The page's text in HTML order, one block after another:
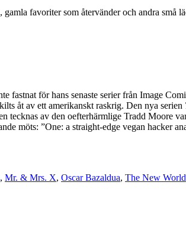
favoriter som återvänder och andra små
fastnat för hans senaste serier från Image
åt av ett amerikanskt raskrig. Den nya serien
av den oefterhärmlige Tradd Moore
möts: ”One: a straight-edge vegan hacker
, Mr. & Mrs. X, Oscar Bazaldua, The New World